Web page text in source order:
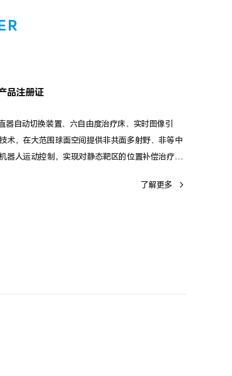
品注册证
自动切换装置、六自由度治疗床、实时图像引
术，在大范围球面空间提供非共面多射野、非等中
器人运动控制，实现对静态靶区的位置补偿治疗、
了解更多